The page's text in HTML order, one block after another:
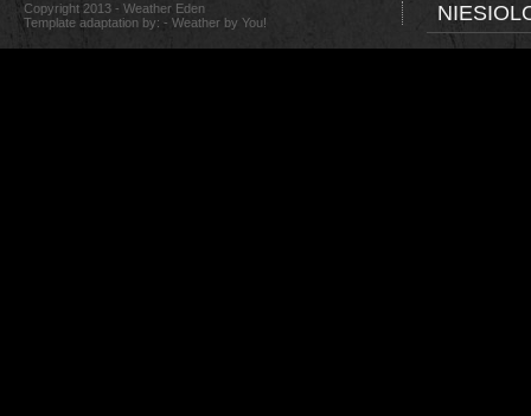
Copyright 2013 - Weather Eden
Template adaptation by: - Weather by You!